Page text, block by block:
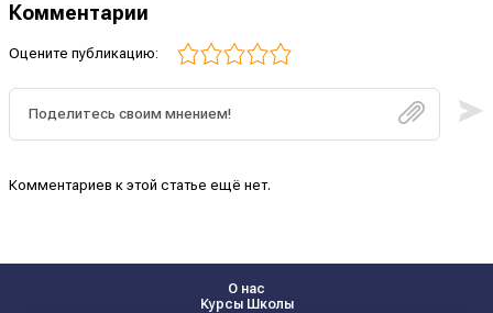
Комментарии
Оцените публикацию:
Комментариев к этой статье ещё нет.
О нас
Курсы Школы